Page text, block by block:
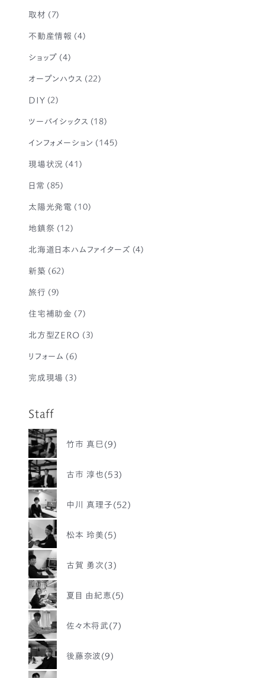
取材 (7)
不動産情報 (4)
ショップ (4)
オープンハウス (22)
DIY (2)
ツーバイシックス (18)
インフォメーション (145)
現場状況 (41)
日常 (85)
太陽光発電 (10)
地鎮祭 (12)
北海道日本ハムファイターズ (4)
新築 (62)
旅行 (9)
住宅補助金 (7)
北方型ZERO (3)
リフォーム (6)
完成現場 (3)
Staff
竹市 真巳(9)
古市 淳也(53)
中川 真理子(52)
松本 玲美(5)
古賀 勇次(3)
夏目 由紀恵(5)
佐々木将武(7)
後藤奈波(9)